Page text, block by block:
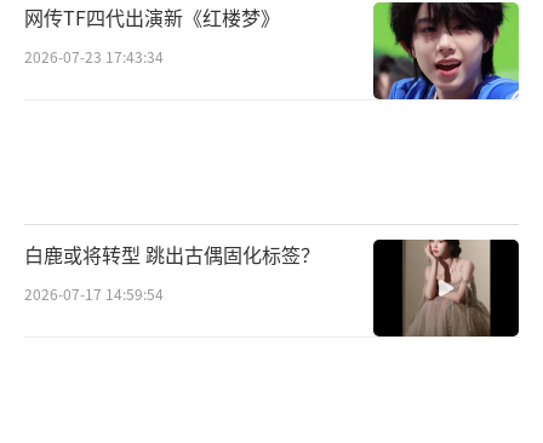
网传TF四代出演新《红楼梦》
2026-07-23 17:43:34
白鹿或将转型 跳出古偶固化标签？
2026-07-17 14:59:54